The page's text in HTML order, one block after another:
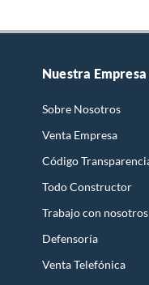
Nuestra Empresa
Sobre Nosotros
Venta Empresa
Código
Todo Constructor
Trabajo con nosotros
Defensoría
Venta Telefónica